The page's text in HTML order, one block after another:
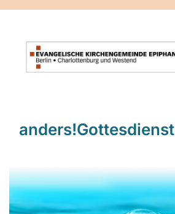
anders!Gottesdienst